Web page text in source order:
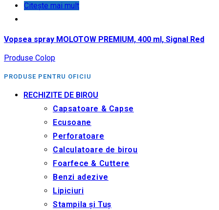
Citește mai mult
Vopsea spray MOLOTOW PREMIUM, 400 ml, Signal Red
Produse Colop
PRODUSE PENTRU OFICIU
RECHIZITE DE BIROU
Capsatoare & Capse
Ecusoane
Perforatoare
Calculatoare de birou
Foarfece & Cuttere
Benzi adezive
Lipiciuri
Stampila și Tuș